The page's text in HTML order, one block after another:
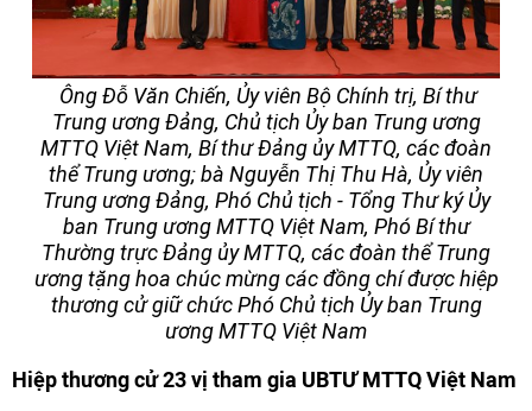
Ông Đỗ Văn Chiến, Ủy viên Bộ Chính trị, Bí thư
Trung ương Đảng, Chủ tịch Ủy ban Trung ương
MTTQ Việt Nam, Bí thư Đảng ủy MTTQ, các đoàn
thể Trung ương; bà Nguyễn Thị Thu Hà, Ủy viên
Trung ương Đảng, Phó Chủ tịch - Tổng Thư ký Ủy
ban Trung ương MTTQ Việt Nam, Phó Bí thư
Thường trực Đảng ủy MTTQ, các đoàn thể Trung
ương tặng hoa chúc mừng các đồng chí được hiệp
thương cử giữ chức Phó Chủ tịch Ủy ban Trung
ương MTTQ Việt Nam
Hiệp thương cử 23 vị tham gia UBTƯ MTTQ Việt Nam